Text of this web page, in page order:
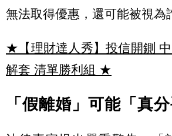
無法取得優惠，還可能被視為
★【理財達人秀】投信開鍘
解套 清單勝利組 ★
「假離婚」可能「真分